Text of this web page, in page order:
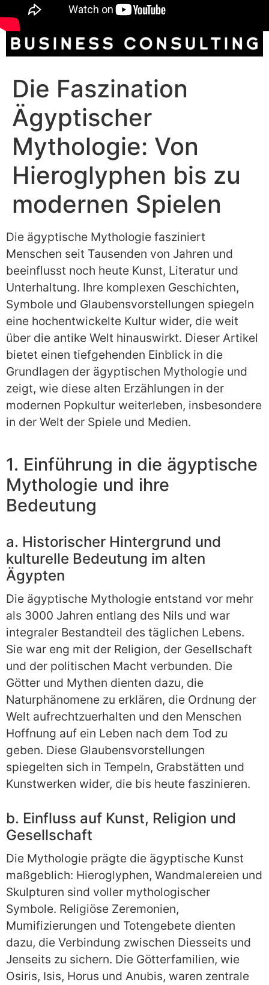
Die Faszination
Ägyptischer
Mythologie: Von
Hieroglyphen bis zu
modernen Spielen
Die ägyptische Mythologie fasziniert
Menschen seit Tausenden von Jahren und
beeinflusst noch heute Kunst, Literatur und
Unterhaltung. Ihre komplexen Geschichten,
Symbole und Glaubensvorstellungen spiegeln
eine hochentwickelte Kultur wider, die weit
über die antike Welt hinauswirkt. Dieser Artikel
bietet einen tiefgehenden Einblick in die
Grundlagen der ägyptischen Mythologie und
zeigt, wie diese alten Erzählungen in der
modernen Popkultur weiterleben, insbesondere
in der Welt der Spiele und Medien.
1. Einführung in die ägyptische
Mythologie und ihre
Bedeutung
a. Historischer Hintergrund und
kulturelle Bedeutung im alten
Ägypten
Die ägyptische Mythologie entstand vor mehr
als 3000 Jahren entlang des Nils und war
integraler Bestandteil des täglichen Lebens.
Sie war eng mit der Religion, der Gesellschaft
und der politischen Macht verbunden. Die
Götter und Mythen dienten dazu, die
Naturphänomene zu erklären, die Ordnung der
Welt aufrechtzuerhalten und den Menschen
Hoffnung auf ein Leben nach dem Tod zu
geben. Diese Glaubensvorstellungen
spiegelten sich in Tempeln, Grabstätten und
Kunstwerken wider, die bis heute faszinieren.
b. Einfluss auf Kunst, Religion und
Gesellschaft
Die Mythologie prägte die ägyptische Kunst
maßgeblich: Hieroglyphen, Wandmalereien und
Skulpturen sind voller mythologischer
Symbole. Religiöse Zeremonien,
Mumifizierungen und Totengebete dienten
dazu, die Verbindung zwischen Diesseits und
Jenseits zu sichern. Die Götterfamilien, wie
Osiris, Isis, Horus und Anubis, waren zentrale